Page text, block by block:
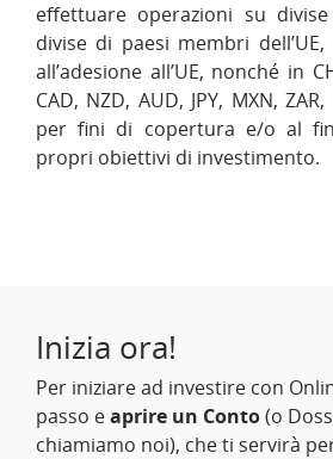
effettuare operazioni su
divise di paesi membri
all’adesione all’UE, nonché in
CAD, NZD, AUD, JPY, MXN,
per fini di copertura e/o al
propri obiettivi di investimento.
Inizia ora!
Per iniziare ad investire con
passo eaprire un Conto(o
chiamiamo noi), che ti servirà